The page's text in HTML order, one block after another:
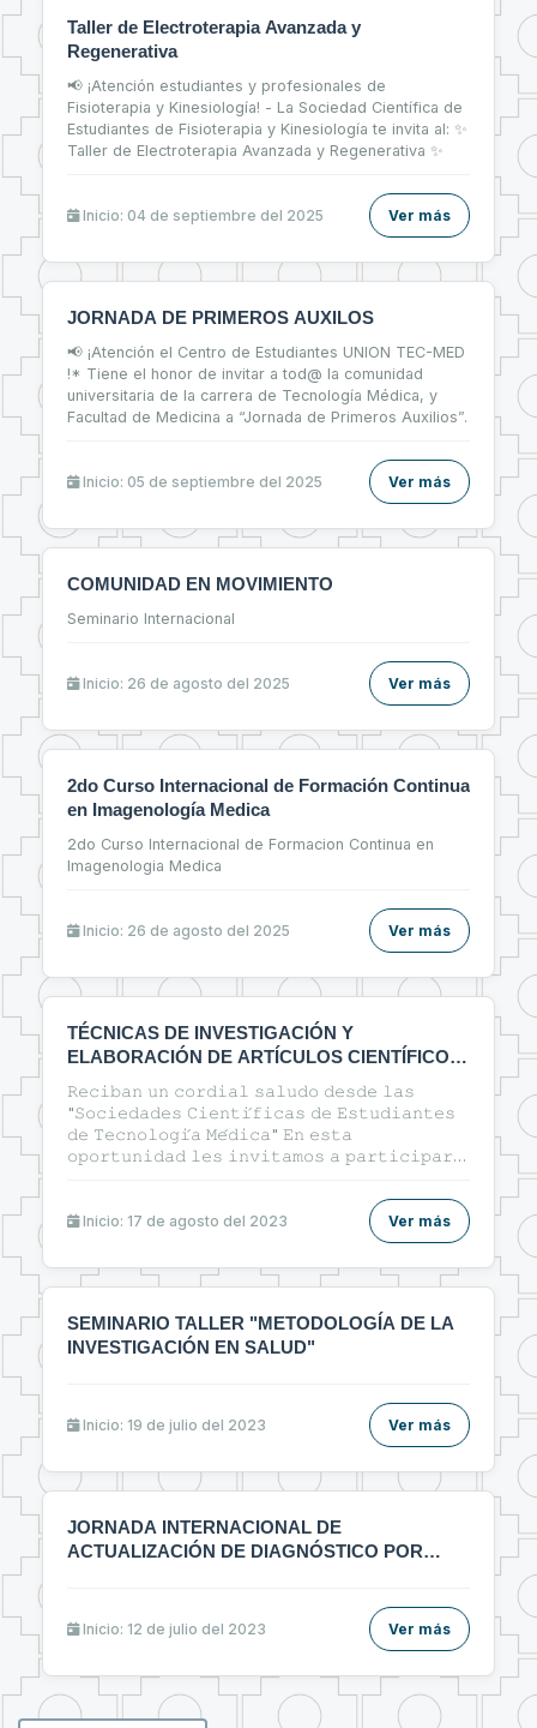
Taller de Electroterapia Avanzada y
Regenerativa
📢 ¡Atención estudiantes y profesionales de
Fisioterapia y Kinesiología! - La Sociedad Científica de
Estudiantes de Fisioterapia y Kinesiología te invita al: ✨
Taller de Electroterapia Avanzada y Regenerativa ✨
Inicio: 04 de septiembre del 2025 Ver más
JORNADA DE PRIMEROS AUXILOS
📢 ¡Atención el Centro de Estudiantes UNION TEC-MED
!* Tiene el honor de invitar a tod@ la comunidad
universitaria de la carrera de Tecnología Médica, y
Facultad de Medicina a “Jornada de Primeros Auxilios”.
Inicio: 05 de septiembre del 2025 Ver más
COMUNIDAD EN MOVIMIENTO
Seminario Internacional
Inicio: 26 de agosto del 2025 Ver más
2do Curso Internacional de Formación Continua
en Imagenología Medica
2do Curso Internacional de Formacion Continua en
Imagenologia Medica
Inicio: 26 de agosto del 2025 Ver más
TÉCNICAS DE INVESTIGACIÓN Y
ELABORACIÓN DE ARTÍCULOS CIENTÍFICOS
EN EL ÁREA DE LA SALUD
𝚁𝚎𝚌𝚒𝚋𝚊𝚗 𝚞𝚗 𝚌𝚘𝚛𝚍𝚒𝚊𝚕 𝚜𝚊𝚕𝚞𝚍𝚘 𝚍𝚎𝚜𝚍𝚎 𝚕𝚊𝚜
"𝚂𝚘𝚌𝚒𝚎𝚍𝚊𝚍𝚎𝚜 𝙲𝚒𝚎𝚗𝚝𝚒́𝚏𝚒𝚌𝚊𝚜 𝚍𝚎 𝙴𝚜𝚝𝚞𝚍𝚒𝚊𝚗𝚝𝚎𝚜
𝚍𝚎 𝚃𝚎𝚌𝚗𝚘𝚕𝚘𝚐𝚒́𝚊 𝙼𝚎́𝚍𝚒𝚌𝚊" 𝙴𝚗 𝚎𝚜𝚝𝚊
𝚘𝚙𝚘𝚛𝚝𝚞𝚗𝚒𝚍𝚊𝚍 𝚕𝚎𝚜 𝚒𝚗𝚟𝚒𝚝𝚊𝚖𝚘𝚜 𝚊 𝚙𝚊𝚛𝚝𝚒𝚌𝚒𝚙𝚊𝚛
ᴇʟᴀʙᴏʀᴀᴄɪᴏ́ɴ ᴅᴇ ᴀʀᴛɪ́ᴄᴜʟᴏs ᴄɪᴇɴᴛɪ́ғɪᴄᴏs ᴇɴ ᴇʟ ᴀ́ʀᴇᴀ ᴅᴇ ʟᴀ
sᴀʟᴜᴅ"🔰
Inicio: 17 de agosto del 2023 Ver más
SEMINARIO TALLER "METODOLOGÍA DE LA
INVESTIGACIÓN EN SALUD"
Inicio: 19 de julio del 2023 Ver más
JORNADA INTERNACIONAL DE
ACTUALIZACIÓN DE DIAGNÓSTICO POR
Inicio: 12 de julio del 2023 Ver más